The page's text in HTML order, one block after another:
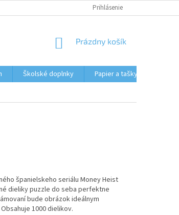
MOJA OBJEDNÁVKAPrihlásenie
NÁKUPNÝ
Prázdny košík
Školské doplnky Papier a tašky
španielskeho seriálu Money Heist
dieliky puzzle do seba perfektne
bude obrázok ideálnym
1000 dielikov.